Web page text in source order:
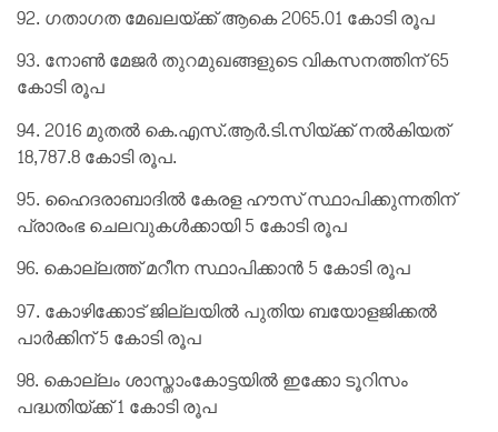
92. ഗതാഗത മേഖലയ്ക്ക് ആകെ 2065.01 കോടി രൂപ
93. നോൺ മേജർ തുറമുഖങ്ങളുടെ വികസനത്തിന് 65
കോടി രൂപ
94. 2016 മുതൽ കെ.എസ്.ആർ.ടി.സിയ്ക്ക് നൽകിയത്
18,787.8 കോടി രൂപ.
95. ഹൈദരാബാദിൽ കേരള ഹൗസ് സ്ഥാപിക്കുന്നതിന്
പ്രാരംഭ ചെലവുകൾക്കായി 5 കോടി രൂപ
96. കൊല്ലത്ത് മറീന സ്ഥാപിക്കാൻ 5 കോടി രൂപ
97. കോഴിക്കോട് ജില്ലയിൽ പുതിയ ബയോളജിക്കൽ
പാർക്കിന് 5 കോടി രൂപ
98. കൊല്ലം ശാസ്താംകോട്ടയിൽ ഇക്കോ ടൂറിസം
പദ്ധതിയ്ക്ക് 1 കോടി രൂപ